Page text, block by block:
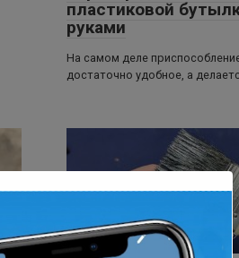
пластиковой
руками
На самом деле
достаточно удобное, а
Лайфхаки